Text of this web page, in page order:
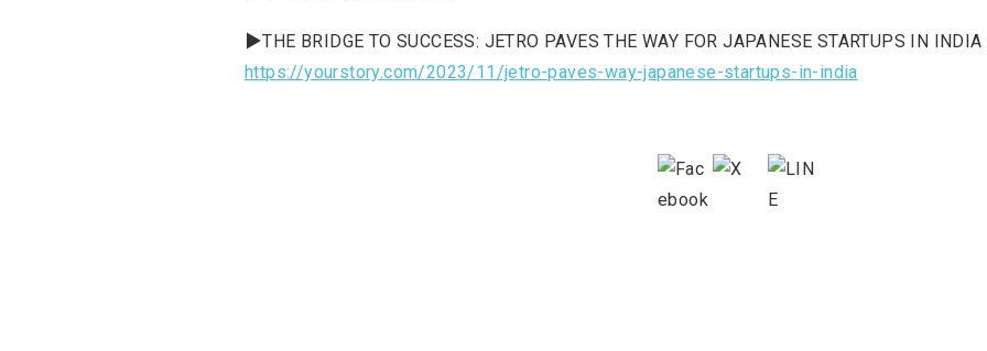
▶THE BRIDGE TO SUCCESS: JETRO PAVES THE WAY FOR JAPANESE STARTUPS IN INDIA
https://yourstory.com/2023/11/jetro-paves-way-japanese-startups-in-india